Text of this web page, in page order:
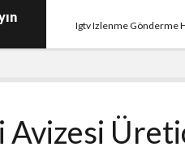
Igtv Izlenme Gönderme
Avizesi